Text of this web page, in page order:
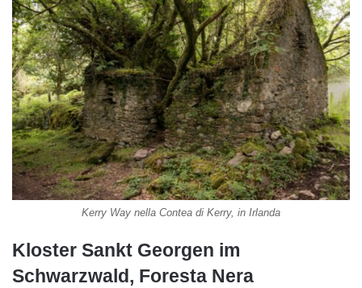
Kerry Way nella Contea di Kerry, in Irlanda
Kloster Sankt Georgen im
Schwarzwald, Foresta Nera